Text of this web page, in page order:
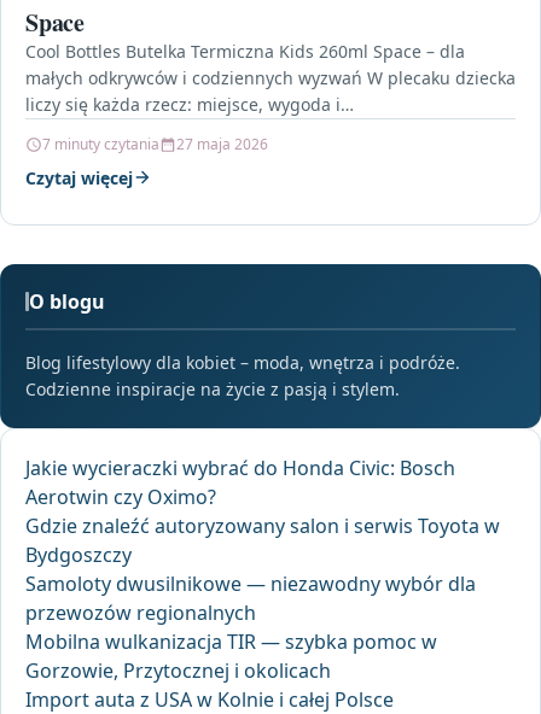
Space
Cool Bottles Butelka Termiczna Kids 260ml Space – dla
małych odkrywców i codziennych wyzwań W plecaku dziecka
liczy się każda rzecz: miejsce, wygoda i…
7 minuty czytania 27 maja 2026
Czytaj więcej
O blogu
Blog lifestylowy dla kobiet – moda, wnętrza i podróże.
Codzienne inspiracje na życie z pasją i stylem.
Jakie wycieraczki wybrać do Honda Civic: Bosch
Aerotwin czy Oximo?
Gdzie znaleźć autoryzowany salon i serwis Toyota w
Bydgoszczy
Samoloty dwusilnikowe — niezawodny wybór dla
przewozów regionalnych
Mobilna wulkanizacja TIR — szybka pomoc w
Gorzowie, Przytocznej i okolicach
Import auta z USA w Kolnie i całej Polsce